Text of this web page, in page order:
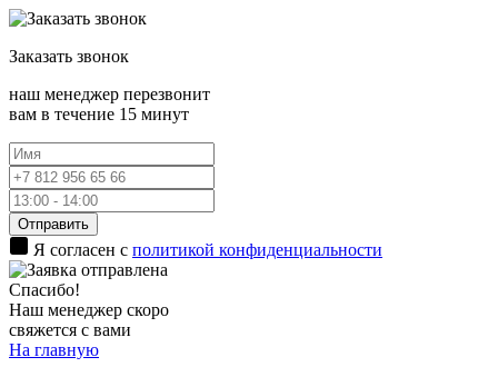
Заказать звонок
наш менеджер перезвонит
вам в течение 15 минут
Отправить
Я согласен с политикой конфиденциальности
Спасибо!
Наш менеджер скоро
свяжется с вами
На главную